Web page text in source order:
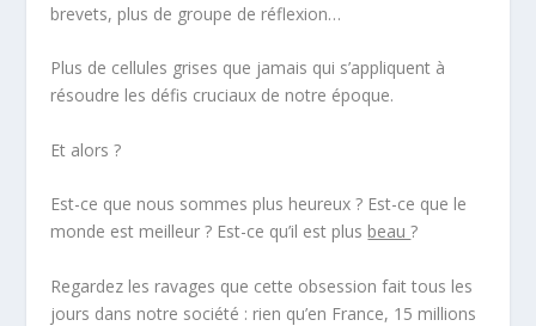
brevets, plus de groupe de réflexion…
Plus de cellules grises que jamais qui s’appliquent à
résoudre les défis cruciaux de notre époque.
Et alors ?
Est-ce que nous sommes plus heureux ? Est-ce que le
monde est meilleur ? Est-ce qu’il est plus beau?
Regardez les ravages que cette obsession fait tous les
jours dans notre société : rien qu’en France, 15 millions